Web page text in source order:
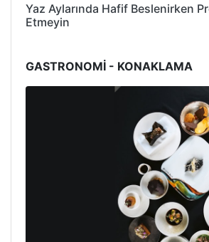
Yaz Aylarında Hafif Beslenirken
Etmeyin
GASTRONOMİ - KONAKLAMA